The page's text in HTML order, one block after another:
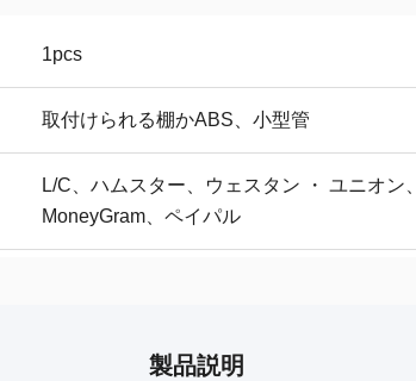
1pcs
取付けられる棚かABS、小型管
L/C、ハムスター、ウェスタン ・ ユニオン、
MoneyGram、ペイパル
製品説明